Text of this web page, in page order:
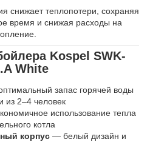
снижает теплопотери, сохраняя
время и снижая расходы на
Kospel SWK-
White
запас горячей воды
из 2–4 человек
использование тепла
котла
корпус — белый дизайн и